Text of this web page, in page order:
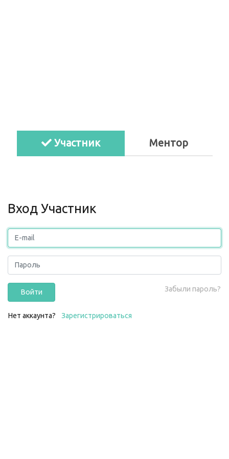
Участник Ментор
Вход Участник
Войти Забыли пароль?
Нет аккаунта? Зарегистрироваться